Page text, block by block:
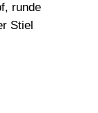
runde
Stiel